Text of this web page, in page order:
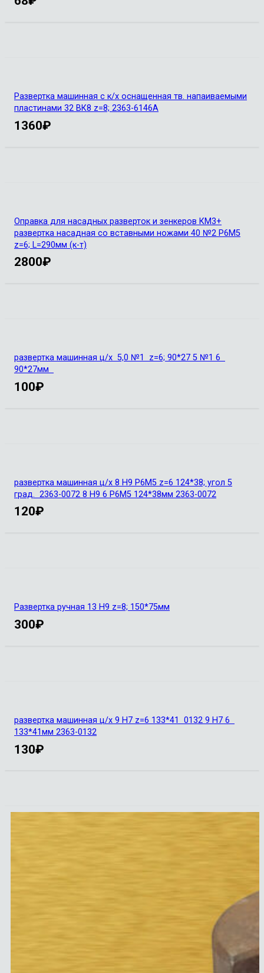
Развертка машинная с к/х оснащенная тв. напаиваемыми
пластинами 32 ВК8 z=8; 2363-6146А
1360₽
Оправка для насадных разверток и зенкеров КМ3+
развертка насадная со вставными ножами 40 №2 Р6М5
z=6; L=290мм (к-т)
2800₽
развертка машинная ц/х 5,0 №1 z=6; 90*27 5 №1 6
90*27мм
100₽
развертка машинная ц/х 8 Н9 Р6М5 z=6 124*38; угол 5
град. 2363-0072 8 Н9 6 Р6М5 124*38мм 2363-0072
120₽
Развертка ручная 13 Н9 z=8; 150*75мм
300₽
развертка машинная ц/х 9 Н7 z=6 133*41 0132 9 Н7 6
133*41мм 2363-0132
130₽